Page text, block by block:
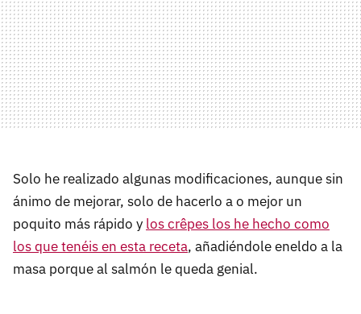
Solo he realizado algunas modificaciones, aunque sin
ánimo de mejorar, solo de hacerlo a o mejor un
poquito más rápido y los crêpes los he hecho como
los que tenéis en esta receta, añadiéndole eneldo a la
masa porque al salmón le queda genial.